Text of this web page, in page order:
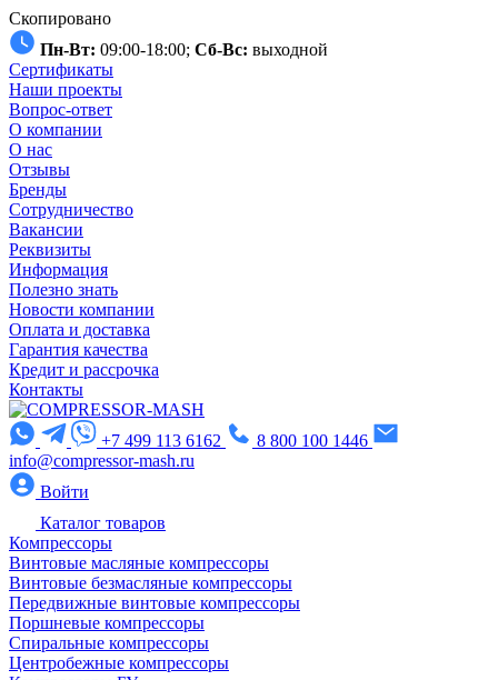
Скопировано
Пн-Вт: 09:00-18:00; Сб-Вс: выходной
Сертификаты
Наши проекты
Вопрос-ответ
О компании
О нас
Отзывы
Бренды
Сотрудничество
Вакансии
Реквизиты
Информация
Полезно знать
Новости компании
Оплата и доставка
Гарантия качества
Кредит и рассрочка
Контакты
+7 499 113 6162
8 800 100 1446
info@compressor-mash.ru
Войти
Каталог товаров
Компрессоры
Винтовые масляные компрессоры
Винтовые безмасляные компрессоры
Передвижные винтовые компрессоры
Поршневые компрессоры
Спиральные компрессоры
Центробежные компрессоры